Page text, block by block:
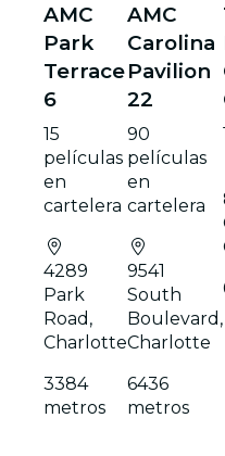
AMC
Park
Terrace
6
15
películas
en
cartelera
4289
Park
Road,
Charlotte
3384
metros
AMC
Carolina
Pavilion
22
90
películas
en
cartelera
9541
South
Boulevard,
Charlotte
6436
metros